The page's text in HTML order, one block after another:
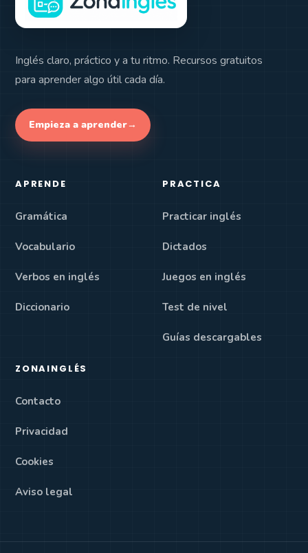
Inglés claro, práctico y a tu ritmo. Recursos gratuitos
para aprender algo útil cada día.
Empieza a aprender→
APRENDE
Gramática
Vocabulario
Verbos en inglés
Diccionario
PRACTICA
Practicar inglés
Dictados
Juegos en inglés
Test de nivel
Guías descargables
ZONAINGLÉS
Contacto
Privacidad
Cookies
Aviso legal